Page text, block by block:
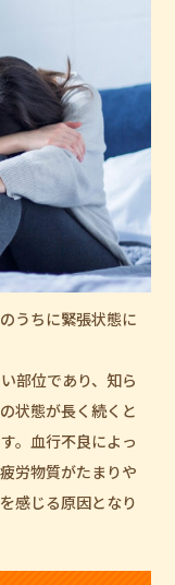
うちに緊張状態に
部位であり、知ら
状態が長く続くと
。血行不良によっ
労物質がたまりや
感じる原因となり